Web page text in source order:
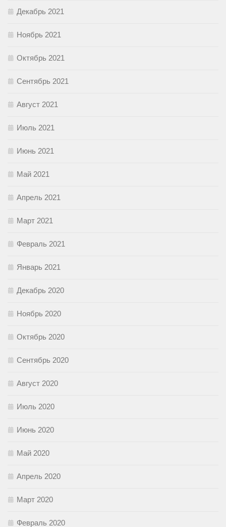
Декабрь 2021
Ноябрь 2021
Октябрь 2021
Сентябрь 2021
Август 2021
Июль 2021
Июнь 2021
Май 2021
Апрель 2021
Март 2021
Февраль 2021
Январь 2021
Декабрь 2020
Ноябрь 2020
Октябрь 2020
Сентябрь 2020
Август 2020
Июль 2020
Июнь 2020
Май 2020
Апрель 2020
Март 2020
Февраль 2020